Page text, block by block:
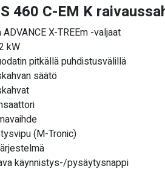
460 C-EM K
X-TREEm -valjaat
kW
pitkällä puhdistusvälillä
säätö
(M-Tronic)
käynnistys-/pysäytysnappi